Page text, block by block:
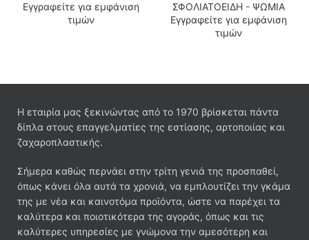
Εγγραφείτε για εμφάνιση
τιμών
ΣΦΟΛΙΑΤΟΕΙΔΗ - ΨΩΜΙΑ
Εγγραφείτε για εμφάνιση
τιμών
Η εταιρία μας ξεκινώντας από το 1970 βρίσκεται πάντα
δίπλα στους επαγγελματίες της εστίασης, αρτοποιίας και
ζαχαροπλαστικής.
Σήμερα καθώς περνάει στην τρίτη γενιά της προσπαθεί,
όπως κάνει όλα αυτά τα χρονιά, να εμπλουτίζει την γκάμα
της με νέα και καινοτόμα προϊόντα, ώστε να παρέχει τα
καλύτερα και ποιοτικότερα της αγοράς, όπως και τις
καλύτερες υπηρεσίες με γνώμονα την αμεσότερη και